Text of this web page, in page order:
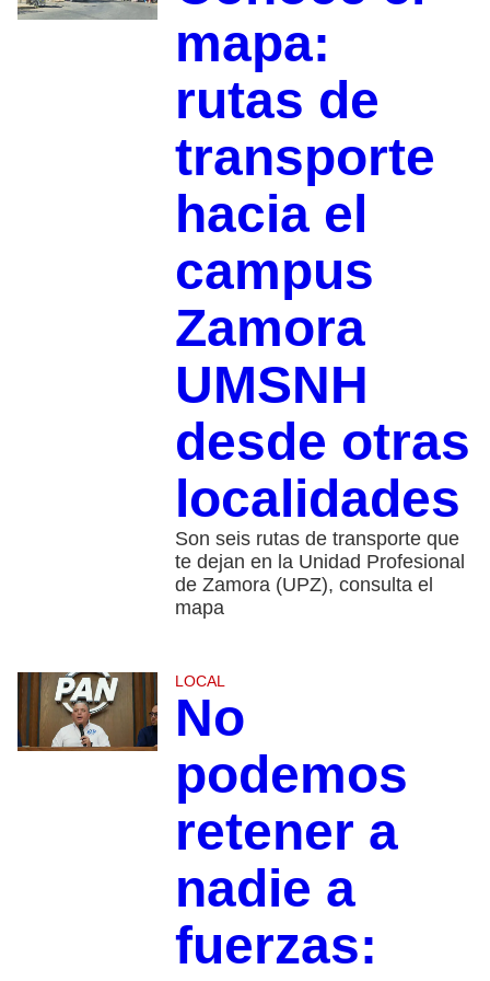
mapa:
rutas de
transporte
hacia el
campus
Zamora
UMSNH
desde otras
localidades
Son seis rutas de transporte que
te dejan en la Unidad Profesional
de Zamora (UPZ), consulta el
mapa
LOCAL
No
podemos
retener a
nadie a
fuerzas: